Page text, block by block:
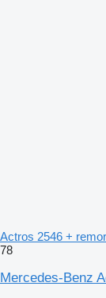
Actros 2546 +
78
Mercedes-Benz